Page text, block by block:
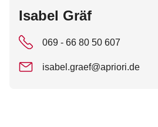
:Isabel Gräf
069 - 66 80 50 607
isabel.graef@apriori.de